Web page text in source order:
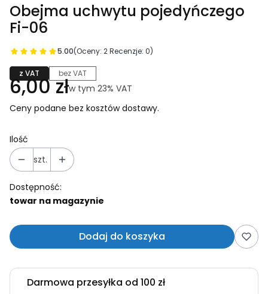
Obejma uchwytu pojedyńczego
Fi-06
5.00(Oceny: 2 Recenzje: 0)
z VAT bez VAT
Cena
6,00 złw tym 23% VAT
w tym 23% VAT
Ceny podane bez kosztów dostawy.
Ilość
szt.
Dostępność:
towar na magazynie
Dodaj do koszyka
Darmowa przesyłka od 100 zł